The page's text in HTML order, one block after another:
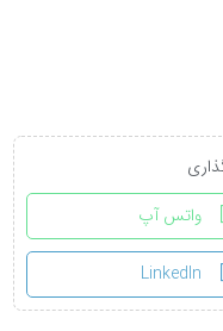
واتس آپ
LinkedIn